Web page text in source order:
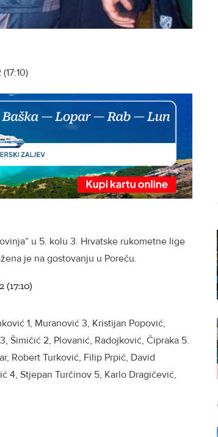
u 5. kolu 3. Hrvatske rukometne lige
je na gostovanju u Poreču.
(17:10)
1, Muranović 3, Kristijan Popović,
Šimičić 2, Plovanić, Radojković, Čipraka 5.
Robert Turković, Filip Prpić, David
4, Stjepan Turčinov 5, Karlo Dragičević,